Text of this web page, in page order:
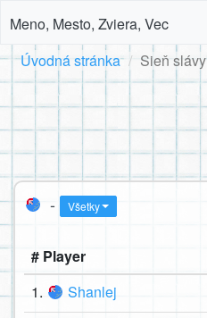
Meno, Mesto, Zviera, Vec
Úvodná stránka Sieň slávy
- Všetky
# Player
1.
Shanlej